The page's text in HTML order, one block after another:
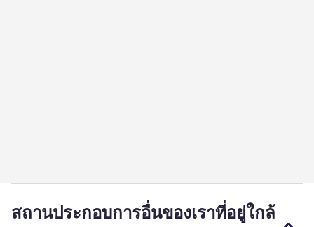
สถานประกอบการอื่นของเราที่อยู่ใกล้